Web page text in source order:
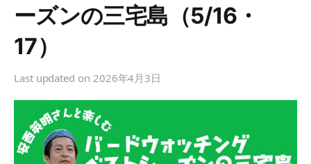
ーズンの三宅島（5/16・
17）
Last updated on 2026年4月3日